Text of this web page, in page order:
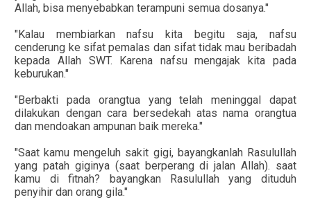
Allah, bisa menyebabkan terampuni semua dosanya."
"Kalau membiarkan nafsu kita begitu saja, nafsu
cenderung ke sifat pemalas dan sifat tidak mau beribadah
kepada Allah SWT. Karena nafsu mengajak kita pada
keburukan."
"Berbakti pada orangtua yang telah meninggal dapat
dilakukan dengan cara bersedekah atas nama orangtua
dan mendoakan ampunan baik mereka."
"Saat kamu mengeluh sakit gigi, bayangkanlah Rasulullah
yang patah giginya (saat berperang di jalan Allah). saat
kamu di fitnah? bayangkan Rasulullah yang dituduh
penyihir dan orang gila."